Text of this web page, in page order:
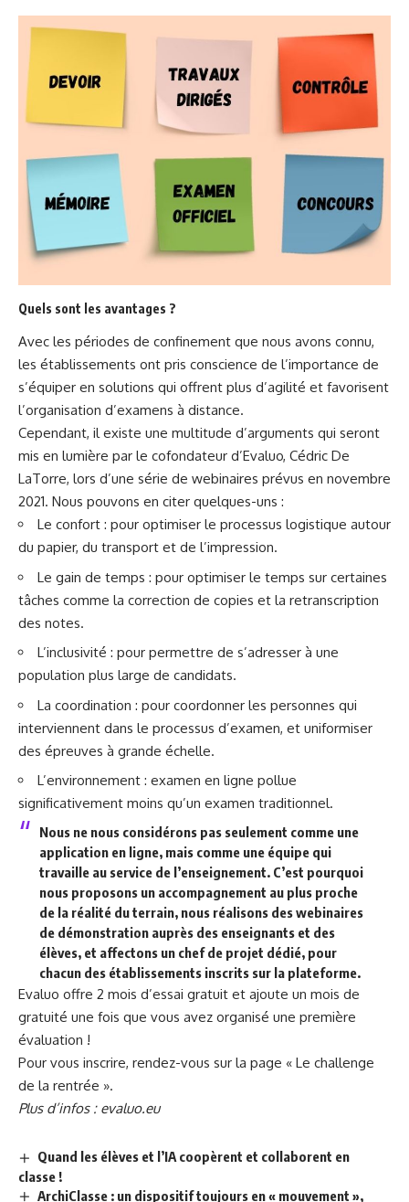
Quels sont les avantages ?
Avec les périodes de confinement que nous avons connu,
les établissements ont pris conscience de l’importance de
s’équiper en solutions qui offrent plus d’agilité et favorisent
l’organisation d’examens à distance.
Cependant, il existe une multitude d’arguments qui seront
mis en lumière par le cofondateur d’Evaluo, Cédric De
LaTorre, lors d’une série de webinaires prévus en novembre
2021. Nous pouvons en citer quelques-uns :
Le confort : pour optimiser le processus logistique autour
du papier, du transport et de l’impression.
Le gain de temps : pour optimiser le temps sur certaines
tâches comme la correction de copies et la retranscription
des notes.
L’inclusivité : pour permettre de s’adresser à une
population plus large de candidats.
La coordination : pour coordonner les personnes qui
interviennent dans le processus d’examen, et uniformiser
des épreuves à grande échelle.
L’environnement : examen en ligne pollue
significativement moins qu’un examen traditionnel.
Nous ne nous considérons pas seulement comme une
application en ligne, mais comme une équipe qui
travaille au service de l’enseignement. C’est pourquoi
nous proposons un accompagnement au plus proche
de la réalité du terrain, nous réalisons des webinaires
de démonstration auprès des enseignants et des
élèves, et affectons un chef de projet dédié, pour
chacun des établissements inscrits sur la plateforme.
Evaluo offre 2 mois d’essai gratuit et ajoute un mois de
gratuité une fois que vous avez organisé une première
évaluation !
Pour vous inscrire, rendez-vous sur la page « Le challenge
de la rentrée ».
Plus d’infos : evaluo.eu
Quand les élèves et l’IA coopèrent et collaborent en
classe !
ArchiClasse : un dispositif toujours en « mouvement »,